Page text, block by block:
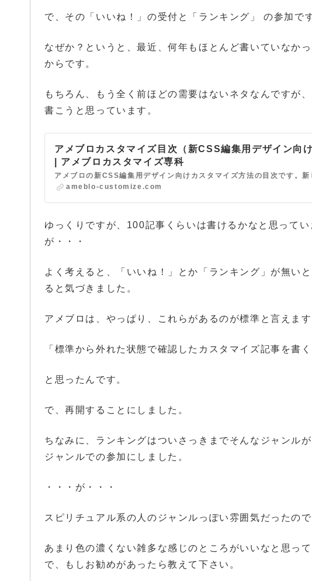
で、その「いいね！」の受付と「ランキング」 の参加で
なぜか？というと、最近、何年もほとんど書いていなか
からです。
もちろん、もう全く前ほどの需要はないネタなんですが
書こうと思っています。
アメブロカスタマイズ目次（新CSS編集用デザイン向け
| アメブロカスタマイズ専科
ameblo-customize.com
ゆっくりですが、100記事くらいは書けるかなと思ってい
が・・・
よく考えると、「いいね！」とか「ランキング」が無い
ると気づきました。
アメブロは、やっぱり、これらがあるのが標準と言えます
「標準から外れた状態で確認したカスタマイズ記事を書
と思ったんです。
で、再開することにしました。
ちなみに、ランキングはついさっきまでそんなジャンル
ジャンルでの参加にしました。
・・・が・・・
スピリチュアル系の人のジャンルっぽい雰囲気だったの
あまり色の濃くない雑多な感じのところがいいなと思っ
で、もしお勧めがあったら教えて下さい。